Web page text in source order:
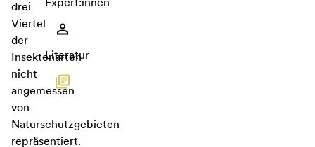
drei
Viertel
der
Insektenarten
nicht
angemessen
von
Naturschutzgebieten
repräsentiert.
Literatur